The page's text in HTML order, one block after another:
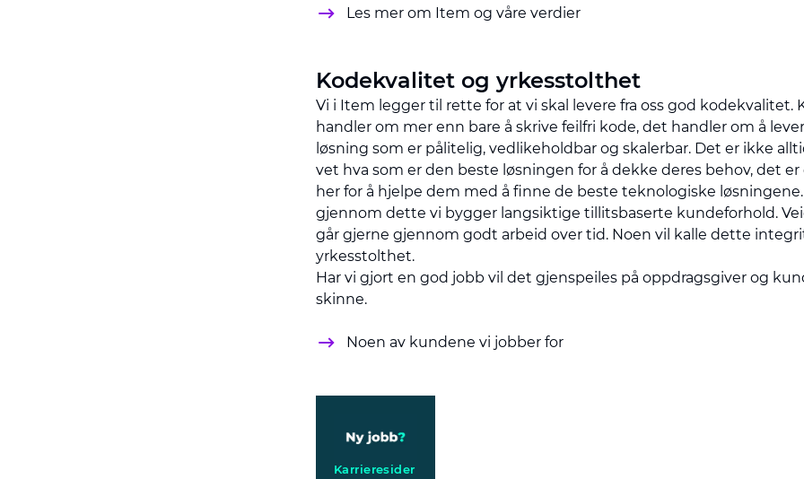
Les mer om Item og våre verdier
Kodekvalitet og yrkesstolthet
Vi i Item legger til rette for at vi skal levere fra oss god kodekvalitet.
handler om mer enn bare å skrive feilfri kode, det handler om å
løsning som er pålitelig, vedlikeholdbar og skalerbar. Det er ikke
vet hva som er den beste løsningen for å dekke deres behov, det er
her for å hjelpe dem med å finne de beste teknologiske
gjennom dette vi bygger langsiktige tillitsbaserte kundeforhold.
går gjerne gjennom godt arbeid over tid. Noen vil kalle dette
yrkesstolthet.
Har vi gjort en god jobb vil det gjenspeiles på oppdragsgiver og
skinne.
Noen av kundene vi jobber for
Karrieresider